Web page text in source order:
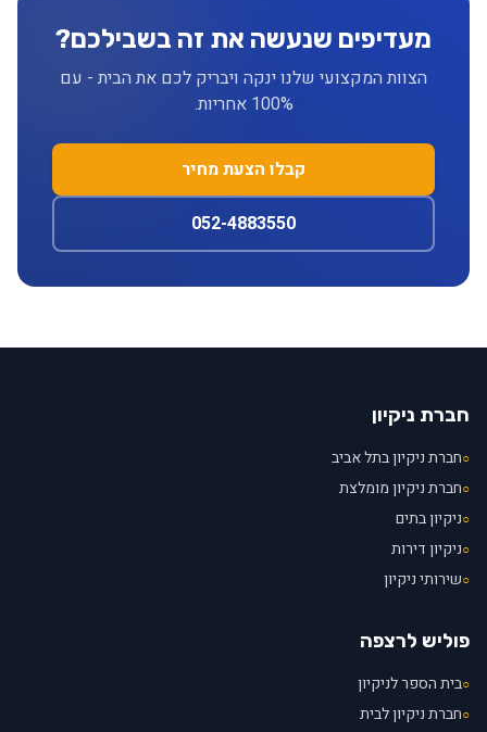
מעדיפים שנעשה את זה בשבילכם?
הצוות המקצועי שלנו ינקה ויבריק לכם את הבית - עם
100% אחריות.
קבלו הצעת מחיר
052-4883550
חברת ניקיון
○חברת ניקיון בתל אביב
○חברת ניקיון מומלצת
○ניקיון בתים
○ניקיון דירות
○שירותי ניקיון
פוליש לרצפה
○בית הספר לניקיון
○חברת ניקיון לבית